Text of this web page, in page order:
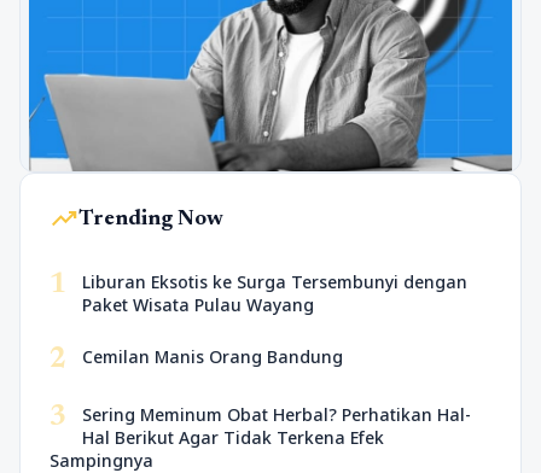
trending_upTrending Now
1
Liburan Eksotis ke Surga Tersembunyi dengan
Paket Wisata Pulau Wayang
2 Cemilan Manis Orang Bandung
3
Sering Meminum Obat Herbal? Perhatikan Hal-
Hal Berikut Agar Tidak Terkena Efek
Sampingnya